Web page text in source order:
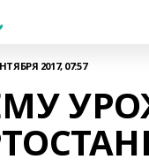
2017, 07:57